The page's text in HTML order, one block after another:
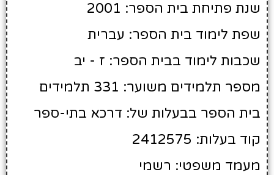
שנת פתיחת בית הספר: 2001
שפת לימוד בית הספר: עברית
שכבות לימוד בבית הספר: ז - יב
מספר תלמידים משוער: 331 תלמידים
בית הספר בבעלות של: דרכא בתי-ספר
קוד בעלות: 2412575
מעמד משפטי: רשמי